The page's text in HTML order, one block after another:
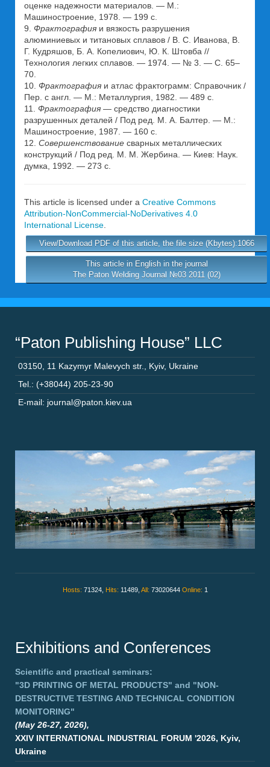
оценке надежности материалов. — М.:
Машиностроение, 1978. — 199 с.
9. Фрактография и вязкость разрушения
алюминиевых и титановых сплавов / В. С. Иванова, В.
Г. Кудряшов, Б. А. Копелиович, Ю. К. Штовба //
Технология легких сплавов. — 1974. — № 3. — С. 65–
70.
10. Фрактография и атлас фрактограмм: Справочник /
Пер. с англ. — М.: Металлургия, 1982. — 489 с.
11. Фрактография — средство диагностики
разрушенных деталей / Под ред. М. А. Балтер. — М.:
Машиностроение, 1987. — 160 с.
12. Совершенствование сварных металлических
конструкций / Под ред. М. М. Жербина. — Киев: Наук.
думка, 1992. — 273 с.
This article is licensed under a Creative Commons
Attribution-NonCommercial-NoDerivatives 4.0
International License
View/Download PDF of this article, the file size (Kbytes):1066
This article in English in the journal
The Paton Welding Journal №03 2011 (02)
“Paton Publishing House” LLC
03150 11 Kazymyr Malevych str. Kyiv, Ukraine
Tel.: (+38044) 205-23-90
E-mail: journal@paton.kiev.ua
Hosts: 71324, Hits: 11489, All: 73020644 Online: 1
Exhibitions and Conferences
Scientific and practical seminars:
"3D PRINTING OF METAL PRODUCTS" and "NON-
DESTRUCTIVE TESTING AND TECHNICAL CONDITION
MONITORING"
(May 26-27, 2026),
XXIV INTERNATIONAL INDUSTRIAL FORUM '2026, Kyiv,
Ukraine